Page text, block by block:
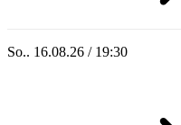
So.. 16.08.26 / 19:30